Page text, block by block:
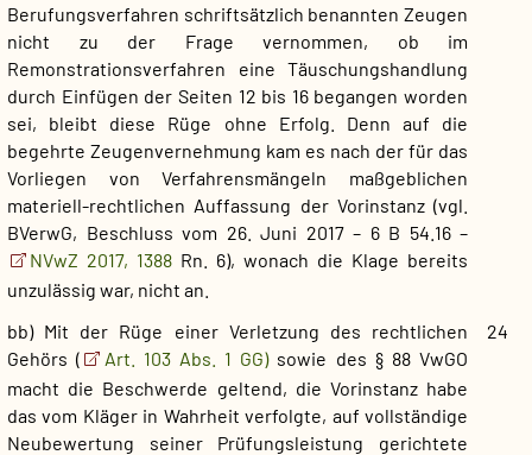
Berufungsverfahren schriftsätzlich benannten Zeugen
nicht zu der Frage vernommen, ob im
Remonstrationsverfahren eine Täuschungshandlung
durch Einfügen der Seiten 12 bis 16 begangen worden
sei, bleibt diese Rüge ohne Erfolg. Denn auf die
begehrte Zeugenvernehmung kam es nach der für das
Vorliegen von Verfahrensmängeln maßgeblichen
materiell-rechtlichen Auffassung der Vorinstanz (vgl.
BVerwG, Beschluss vom 26. Juni 2017 – 6 B 54.16 –
NVwZ 2017, 1388 Rn. 6), wonach die Klage bereits
unzulässig war, nicht an.
24
bb) Mit der Rüge einer Verletzung des rechtlichen
Gehörs (
Art. 103 Abs. 1 GG)sowie des § 88 VwGO
macht die Beschwerde geltend, die Vorinstanz habe
das vom Kläger in Wahrheit verfolgte, auf vollständige
Neubewertung seiner Prüfungsleistung gerichtete